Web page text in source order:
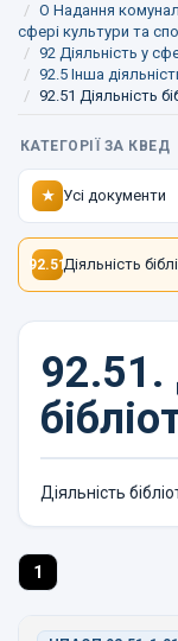
O Надання
сфері культури та
92 Діяльність у
92.5 Інша
92.51 Діяльність
КАТЕГОРІЇ ЗА КВЕД
★ Усі документи
92.51Діяльність
92.51.
Діяльність
1